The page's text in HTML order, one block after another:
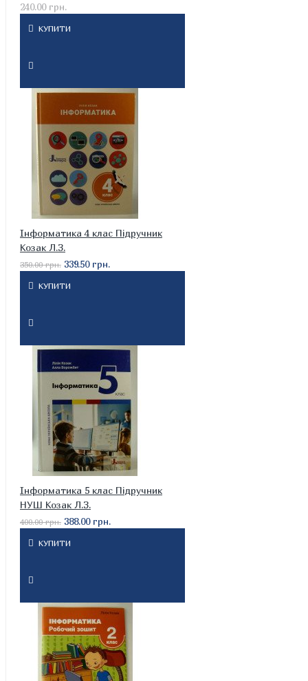
240.00 грн.
КУПИТИ
Інформатика 4 клас Підручник
Козак Л.З.
350.00 грн. 339.50 грн.
КУПИТИ
Інформатика 5 клас Підручник
НУШ Козак Л.З.
400.00 грн. 388.00 грн.
КУПИТИ